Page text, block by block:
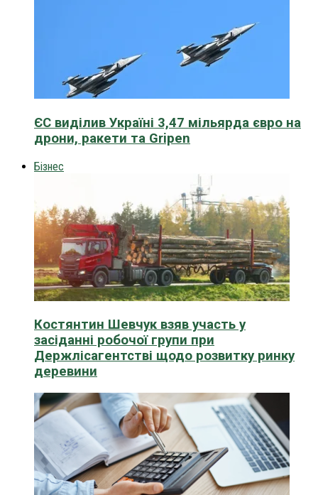
ЄС виділив Україні 3,47 мільярда євро на
дрони, ракети та Gripen
Бізнес
Костянтин Шевчук взяв участь у
засіданні робочої групи при
Держлісагентстві щодо розвитку ринку
деревини